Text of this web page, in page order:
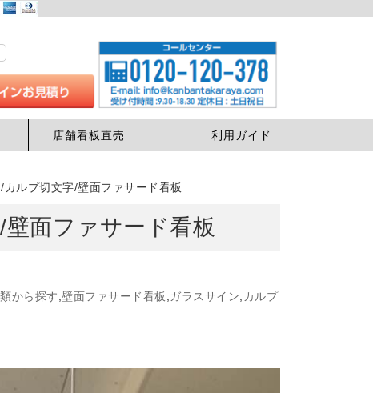
店舗看板直売 利用ガイド
ルプ切文字/壁面ファサード看板
面ファサード看板
から探す ,壁面ファサード看板 ガラスサイン カルプ